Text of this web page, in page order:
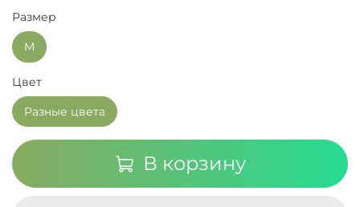
В корзину
Размер
M
Цвет
Разные цвета